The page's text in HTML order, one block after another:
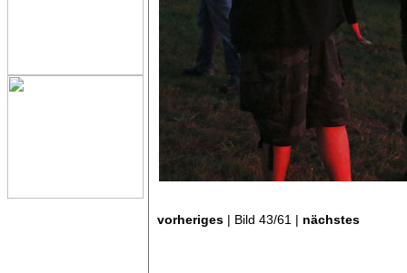
vorheriges | Bild 43/61 | nächstes